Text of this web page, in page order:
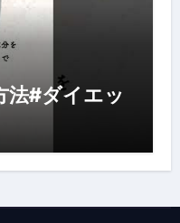
法#ダイエッ